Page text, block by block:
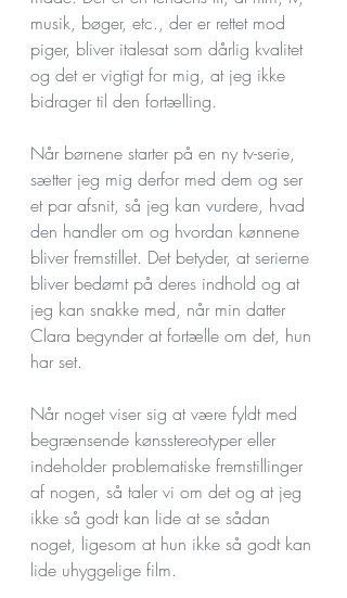
musik, bøger, etc., der er rettet mod
piger, bliver italesat som dårlig kvalitet
og det er vigtigt for mig, at jeg ikke
bidrager til den fortælling.
Når børnene starter på en ny tv-serie,
sætter jeg mig derfor med dem og ser
et par afsnit, så jeg kan vurdere, hvad
den handler om og hvordan kønnene
bliver fremstillet. Det betyder, at serierne
bliver bedømt på deres indhold og at
jeg kan snakke med, når min datter
Clara begynder at fortælle om det, hun
har set.
Når noget viser sig at være fyldt med
begrænsende kønsstereotyper eller
indeholder problematiske fremstillinger
af nogen, så taler vi om det og at jeg
ikke så godt kan lide at se sådan
noget, ligesom at hun ikke så godt kan
lide uhyggelige film.